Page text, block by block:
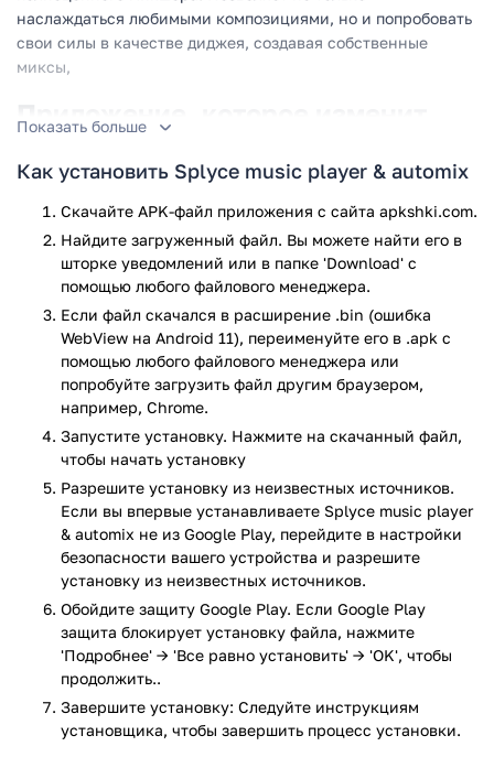
наслаждаться любимыми композициями, но и попробовать
свои силы в качестве диджея, создавая собственные
миксы,
Приложение, которое изменит
ваше представление о музыке
Перед вами, пожалуй, один из самых необычных
музыкальных проигрывателей. В этом приложении, вы
можете не только наслаждаться прослушиванием любимых
композиций, но и создавать из них ваши собственные
миксы. Выберите желаемый режим, задайте настройки и
наслаждайтесь максимально простым микшированием
треков. Программа настолько проста в использовании, что
с ней даже начинающий пользователь сможет попробовать
себя в качестве диджея на вечеринке.
Главные функции и особенности
приложения:
Полноценный мобильный музыкальный
проигрыватель.
Встроенный инструмент для определения темпа
треков.
Автоматическое сведение.
Создание списков воспроизведения.
Выбор из трёх режимов сведения.
6 вариантов переходов между композициями.
Выбор из 10 цветовых схем.
С нашего сайта, вы всегда можете скачать Splyce для
Показать больше
Как установить Splyce music player & automix
Скачайте APK-файл приложения с сайта apkshki.com.
Найдите загруженный файл. Вы можете найти его в
шторке уведомлений или в папке 'Download' с
помощью любого файлового менеджера.
Если файл скачался в расширение .bin (ошибка
WebView на Android 11), переименуйте его в .apk с
помощью любого файлового менеджера или
попробуйте загрузить файл другим браузером,
например, Chrome.
Запустите установку. Нажмите на скачанный файл,
чтобы начать установку
Разрешите установку из неизвестных источников.
Если вы впервые устанавливаете Splyce music player
& automix не из Google Play, перейдите в настройки
безопасности вашего устройства и разрешите
установку из неизвестных источников.
Обойдите защиту Google Play. Если Google Play
защита блокирует установку файла, нажмите
'Подробнее' → 'Все равно установить' → 'OK', чтобы
продолжить..
Завершите установку: Следуйте инструкциям
установщика, чтобы завершить процесс установки.